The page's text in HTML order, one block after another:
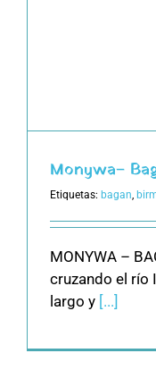
Monywa–
Etiquetas: bagan,
MONYWA –
cruzando el río
largo y [...]